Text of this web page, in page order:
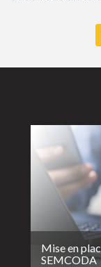
Mise en
SEMCODA